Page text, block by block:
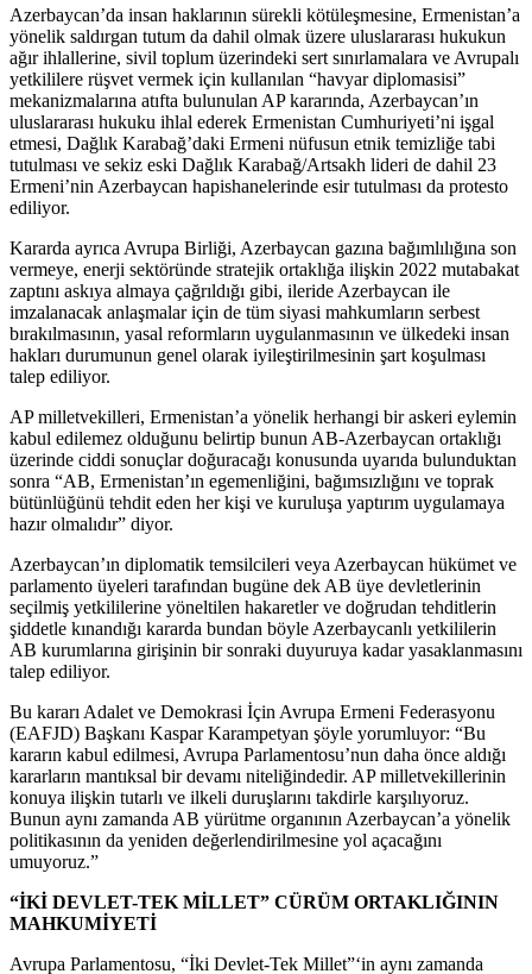
Azerbaycan’da insan haklarının sürekli kötüleşmesine, Ermenistan’a
yönelik saldırgan tutum da dahil olmak üzere uluslararası hukukun
ağır ihlallerine, sivil toplum üzerindeki sert sınırlamalara ve Avrupalı
yetkililere rüşvet vermek için kullanılan “havyar diplomasisi”
mekanizmalarına atıfta bulunulan AP kararında, Azerbaycan’ın
uluslararası hukuku ihlal ederek Ermenistan Cumhuriyeti’ni işgal
etmesi, Dağlık Karabağ’daki Ermeni nüfusun etnik temizliğe tabi
tutulması ve sekiz eski Dağlık Karabağ/Artsakh lideri de dahil 23
Ermeni’nin Azerbaycan hapishanelerinde esir tutulması da protesto
ediliyor.
Kararda ayrıca Avrupa Birliği, Azerbaycan gazına bağımlılığına son
vermeye, enerji sektöründe stratejik ortaklığa ilişkin 2022 mutabakat
zaptını askıya almaya çağrıldığı gibi, ileride Azerbaycan ile
imzalanacak anlaşmalar için de tüm siyasi mahkumların serbest
bırakılmasının, yasal reformların uygulanmasının ve ülkedeki insan
hakları durumunun genel olarak iyileştirilmesinin şart koşulması
talep ediliyor.
AP milletvekilleri, Ermenistan’a yönelik herhangi bir askeri eylemin
kabul edilemez olduğunu belirtip bunun AB-Azerbaycan ortaklığı
üzerinde ciddi sonuçlar doğuracağı konusunda uyarıda bulunduktan
sonra “AB, Ermenistan’ın egemenliğini, bağımsızlığını ve toprak
bütünlüğünü tehdit eden her kişi ve kuruluşa yaptırım uygulamaya
hazır olmalıdır” diyor.
Azerbaycan’ın diplomatik temsilcileri veya Azerbaycan hükümet ve
parlamento üyeleri tarafından bugüne dek AB üye devletlerinin
seçilmiş yetkililerine yöneltilen hakaretler ve doğrudan tehditlerin
şiddetle kınandığı kararda bundan böyle Azerbaycanlı yetkililerin
AB kurumlarına girişinin bir sonraki duyuruya kadar yasaklanmasını
talep ediliyor.
Bu kararı Adalet ve Demokrasi İçin Avrupa Ermeni Federasyonu
(EAFJD) Başkanı Kaspar Karampetyan şöyle yorumluyor: “Bu
kararın kabul edilmesi, Avrupa Parlamentosu’nun daha önce aldığı
kararların mantıksal bir devamı niteliğindedir. AP milletvekillerinin
konuya ilişkin tutarlı ve ilkeli duruşlarını takdirle karşılıyoruz.
Bunun aynı zamanda AB yürütme organının Azerbaycan’a yönelik
politikasının da yeniden değerlendirilmesine yol açacağını
umuyoruz.”
“İKİ DEVLET-TEK MİLLET” CÜRÜM ORTAKLIĞININ
MAHKUMİYETİ
Avrupa Parlamentosu, “İki Devlet-Tek Millet”‘in aynı zamanda